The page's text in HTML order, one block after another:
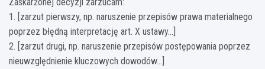
1. [zarzut pierwszy, np. naruszenie przepisów prawa materialnego
poprzez błędną interpretację art. X ustawy…]
2. [zarzut drugi, np. naruszenie przepisów postępowania poprzez
nieuwzględnienie kluczowych dowodów…]